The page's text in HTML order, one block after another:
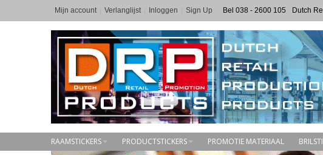
Mijn account Verlanglijst Inloggen Sign Up Bel 038 - 2600 105 Dutch
RAAMSTICKERS PRODUCTSTICKERS PROMOTIE MATERIAAL